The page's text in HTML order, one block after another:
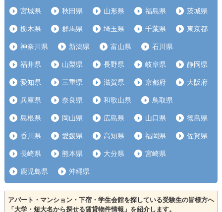
宮城県 秋田県 山形県 福島県 茨城県
栃木県 群馬県 埼玉県 千葉県 東京都
神奈川県 新潟県 富山県 石川県
福井県 山梨県 長野県 岐阜県 静岡県
愛知県 三重県 滋賀県 京都府 大阪府
兵庫県 奈良県 和歌山県 鳥取県
島根県 岡山県 広島県 山口県 徳島県
香川県 愛媛県 高知県 福岡県 佐賀県
長崎県 熊本県 大分県 宮崎県
鹿児島県 沖縄県
アパート・マンション・下宿・学生会館を探している受験生の皆様方へ
「大学・短大名から探せる賃貸物件情報」を紹介します。